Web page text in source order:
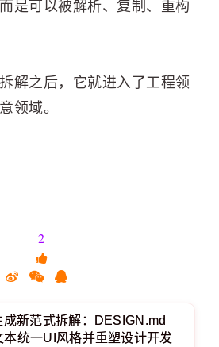
是可以被解析、复制、重构
解之后，它就进入了工程领
领域。
2
成新范式拆解：DESIGN.md
本统一UI风格并重塑设计开发